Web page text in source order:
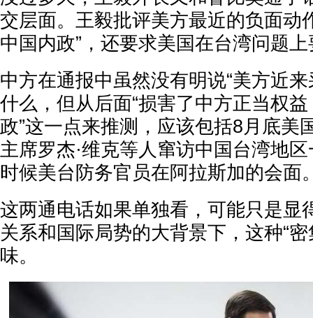
交层面。王毅批评美方最近的负面动
中国内政”，还要求美国在台湾问题上
中方在通报中虽然没有明说“美方近
什么，但从后面“损害了中方正当权
政”这一点来推测，应该包括8月底美
主席罗杰·维克等人窜访中国台湾地
时候美台防务官员在阿拉斯加的会面
这两通电话如果单独看，可能只是显
关系和国际局势的大背景下，这种“
味。